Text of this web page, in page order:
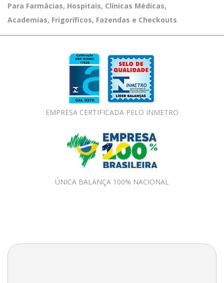
Para Farmácias, Hospitais, Clínicas Médicas,
Academias, Frigoríficos, Fazendas e Checkouts.
EMPRESA CERTIFICADA PELO INMETRO
ÚNICA BALANÇA 100% NACIONAL